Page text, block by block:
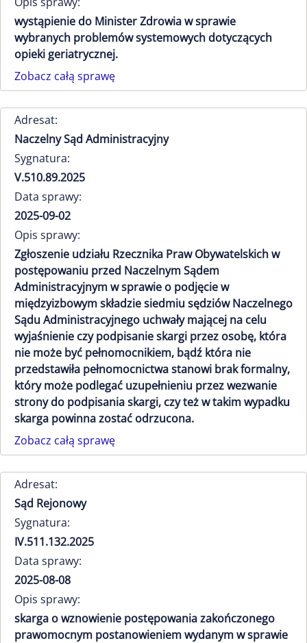
wystąpienie do Minister Zdrowia w sprawie
wybranych problemów systemowych dotyczących
opieki geriatrycznej.
Zobacz całą sprawę
Adresat:
Naczelny Sąd Administracyjny
Sygnatura:
V.510.89.2025
Data sprawy:
2025-09-02
Opis sprawy:
Zgłoszenie udziału Rzecznika Praw Obywatelskich w
postępowaniu przed Naczelnym Sądem
Administracyjnym w sprawie o podjęcie w
międzyizbowym składzie siedmiu sędziów Naczelnego
Sądu Administracyjnego uchwały mającej na celu
wyjaśnienie czy podpisanie skargi przez osobę, która
nie może być pełnomocnikiem, bądź która nie
przedstawiła pełnomocnictwa stanowi brak formalny,
który może podlegać uzupełnieniu przez wezwanie
strony do podpisania skargi, czy też w takim wypadku
skarga powinna zostać odrzucona.
Zobacz całą sprawę
Adresat:
Sąd Rejonowy
Sygnatura:
IV.511.132.2025
Data sprawy:
2025-08-08
Opis sprawy:
skarga o wznowienie postępowania zakończonego
prawomocnym postanowieniem wydanym w sprawie